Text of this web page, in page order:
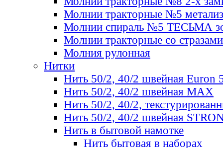
Молнии тракторные №5
Молнии спираль №5 ТЕСЬМА
Молнии тракторные со стразами
Молния рулонная
Нитки
Нить 50/2, 40/2 швейная Euron
Нить 50/2, 40/2 швейная МАХ
Нить 50/2, 40/2,
Нить 50/2, 40/2 швейная
Нить в бытовой намотке
Нить бытовая в наборах